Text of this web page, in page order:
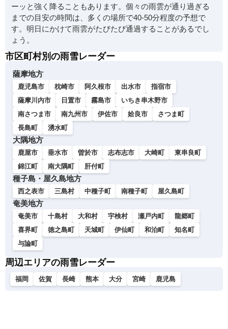
ーッと強く降ることもあります。個々の雨雲が通り過ぎる
までの目安の時間は、多くの場所で40-50分程度の予想で
す。明日にかけて雨雲がたびたび通過することがあるでし
ょう。
市区町村別の雨雪レーダー
薩摩地方
鹿児島市 枕崎市 阿久根市 出水市
指宿市
薩摩川内市
日置市 霧島市
いちき串木野市
南さつま市
南九州市 伊佐市 姶良市
さつま町
長島町
湧水町
大隅地方
鹿屋市 垂水市 曽於市 志布志市 大崎町
東串良町
錦江町
南大隅町 肝付町
種子島・屋久島地方
西之表市 三島村 中種子町 南種子町 屋久島町
奄美地方
奄美市 十島村 大和村 宇検村 瀬戸内町
龍郷町
喜界町
徳之島町 天城町 伊仙町 和泊町
知名町
与論町
周辺エリアの雨雪レーダー
福岡 佐賀 長崎 熊本 大分 宮崎 鹿児島